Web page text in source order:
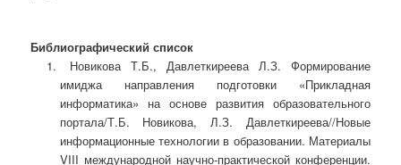
Библиографический список
Новикова Т.Б., Давлеткиреева Л.З. Формирование
имиджа направления подготовки «Прикладная
информатика» на основе развития образовательного
портала/Т.Б. Новикова, Л.З. Давлеткиреева//Новые
информационные технологии в образовании. Материалы
VIII международной научно-практической конференции.